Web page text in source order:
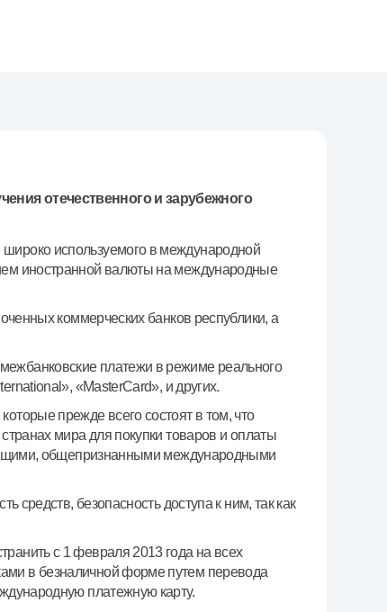
отечественного и зарубежного
используемого в международной
иностранной валюты на международные
коммерческих банков республики, а
платежи в режиме реального
«MasterCard», и других.
прежде всего состоят в том, что
мира для покупки товаров и оплаты
общепризнанными международными
средств, безопасность доступа к ним, так как
с 1 февраля 2013 года на всех
в безналичной форме путем перевода
платежную карту.